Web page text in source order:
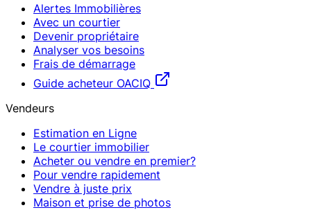
Alertes Immobilières
Avec un courtier
Devenir propriétaire
Analyser vos besoins
Frais de démarrage
Guide acheteur OACIQ
Vendeurs
Estimation en Ligne
Le courtier immobilier
Acheter ou vendre en premier?
Pour vendre rapidement
Vendre à juste prix
Maison et prise de photos